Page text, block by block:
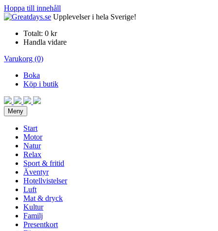
Hoppa till innehåll
Upplevelser i hela Sverige!
Totalt: 0 kr
Handla vidare
Varukorg (0)
Boka
Köp i butik
Meny
Start
Motor
Natur
Relax
Sport & fritid
Äventyr
Hotellvistelser
Luft
Mat & dryck
Kultur
Familj
Presentkort